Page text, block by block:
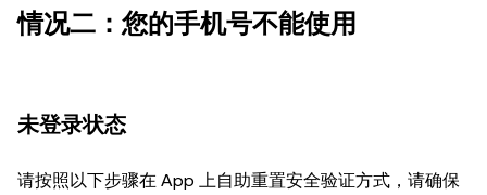
情况二：您的手机号不能使用
未登录状态
请按照以下步骤在 App 上自助重置安全验证方式，请确保